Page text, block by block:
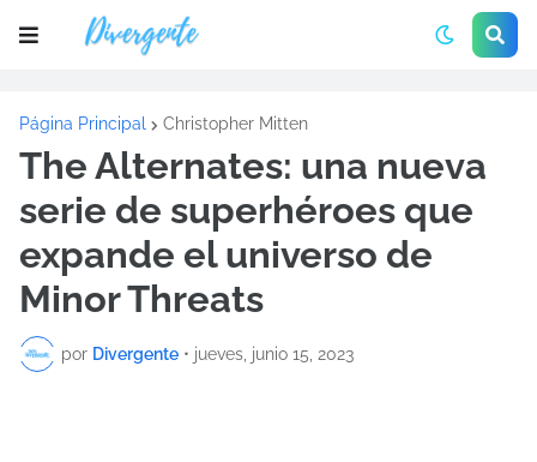
Página Principal Christopher Mitten
The Alternates: una nueva
serie de superhéroes que
expande el universo de
Minor Threats
por Divergente • jueves, junio 15, 2023